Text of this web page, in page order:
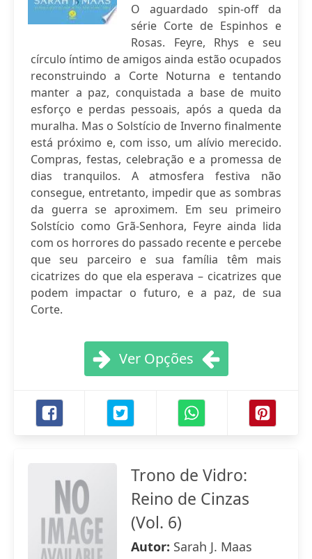
O aguardado spin-off da
série Corte de Espinhos e
Rosas. Feyre, Rhys e seu
círculo íntimo de amigos ainda estão ocupados
reconstruindo a Corte Noturna e tentando
manter a paz, conquistada a base de muito
esforço e perdas pessoais, após a queda da
muralha. Mas o Solstício de Inverno finalmente
está próximo e, com isso, um alívio merecido.
Compras, festas, celebração e a promessa de
dias tranquilos. A atmosfera festiva não
consegue, entretanto, impedir que as sombras
da guerra se aproximem. Em seu primeiro
Solstício como Grã-Senhora, Feyre ainda lida
com os horrores do passado recente e percebe
que seu parceiro e sua família têm mais
cicatrizes do que ela esperava – cicatrizes que
podem impactar o futuro, e a paz, de sua
Corte.
Ver Opções
Trono de Vidro:
Reino de Cinzas
(Vol. 6)
Autor: Sarah J. Maas